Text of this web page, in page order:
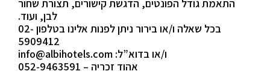
התאמת גודל הפונטים, הדגשת קישורים, תצורת שחור
לבן, ועוד.
בכל שאלה ו/או בירור ניתן לפנות אלינו בטלפון 02-
5909412
ו/או בדוא”ל: info@albihotels.com
אהוד זכריה – 052-9463591